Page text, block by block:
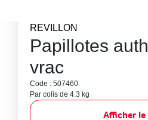
REVILLON
Papillotes
vrac
Code : 507460
Par colis de 4.3 kg
Afficher